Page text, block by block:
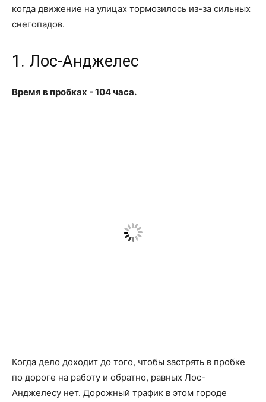
когда движение на улицах тормозилось из-за сильных
снегопадов.
1. Лос-Анджелес
Время в пробках - 104 часа.
Когда дело доходит до того, чтобы застрять в пробке
по дороге на работу и обратно, равных Лос-
Анджелесу нет. Дорожный трафик в этом городе